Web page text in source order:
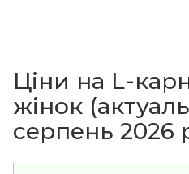
Ціни на L-
жінок
серпень 2026